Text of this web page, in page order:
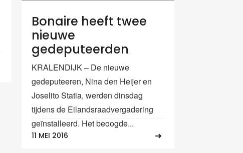
Bonaire heeft twee
nieuwe
gedeputeerden
KRALENDIJK – De nieuwe
gedeputeeren, Nina den Heijer en
Joselito Statia, werden dinsdag
tijdens de Eilandsraadvergadering
geïnstalleerd. Het beoogde...
11 MEI 2016